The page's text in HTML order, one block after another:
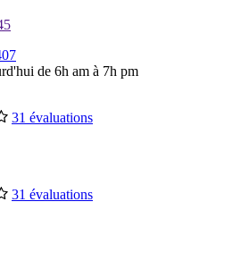
de 6h am à 7h pm
31 évaluations
31 évaluations